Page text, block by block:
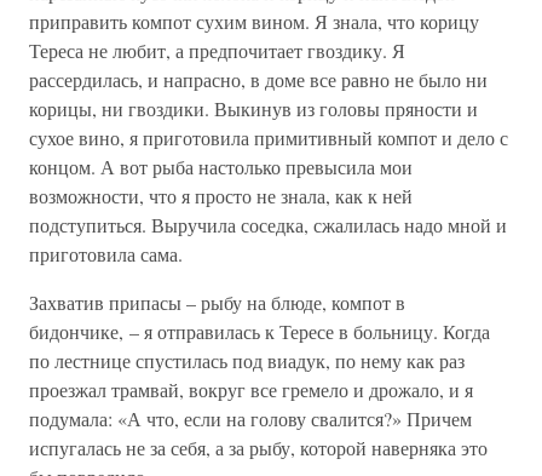
приправить компот сухим вином. Я знала, что корицу
Тереса не любит, а предпочитает гвоздику. Я
рассердилась, и напрасно, в доме все равно не было ни
корицы, ни гвоздики. Выкинув из головы пряности и
сухое вино, я приготовила примитивный компот и дело с
концом. А вот рыба настолько превысила мои
возможности, что я просто не знала, как к ней
подступиться. Выручила соседка, сжалилась надо мной и
приготовила сама.
Захватив припасы – рыбу на блюде, компот в
бидончике, – я отправилась к Тересе в больницу. Когда
по лестнице спустилась под виадук, по нему как раз
проезжал трамвай, вокруг все гремело и дрожало, и я
подумала: «А что, если на голову свалится?» Причем
испугалась не за себя, а за рыбу, которой наверняка это